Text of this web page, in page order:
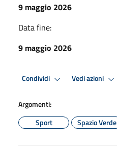
9 maggio 2026
Data fine:
9 maggio 2026
Condividi Vedi azioni
Argomenti:
Sport
Spazio Verde